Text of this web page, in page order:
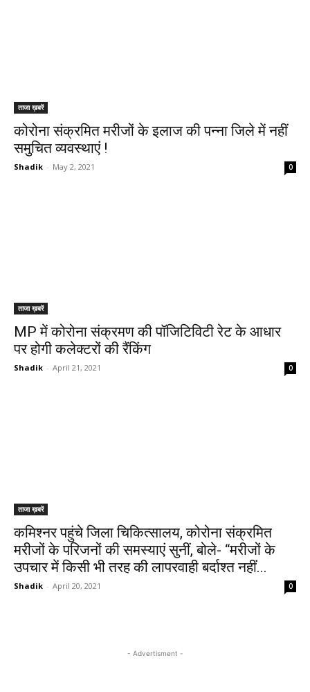
ताजा ख़बरें
कोरोना संक्रमित मरीजों के इलाज की पन्ना जिले में नहीं
समुचित व्यवस्थाएं !
Shadik - May 2, 2021 0
ताजा ख़बरें
MP में कोरोना संक्रमण की पॉजिटिविटी रेट के आधार
पर होगी कलेक्टरों की रैंकिंग
Shadik - April 21, 2021 0
ताजा ख़बरें
कमिश्नर पहुंचे जिला चिकित्सालय, कोरोना संक्रमित
मरीजों के परिजनों की समस्याएं सुनीं, बोले- “मरीजों के
उपचार में किसी भी तरह की लापरवाही बर्दाश्त नहीं...
Shadik - April 20, 2021 0
- Advertisment -